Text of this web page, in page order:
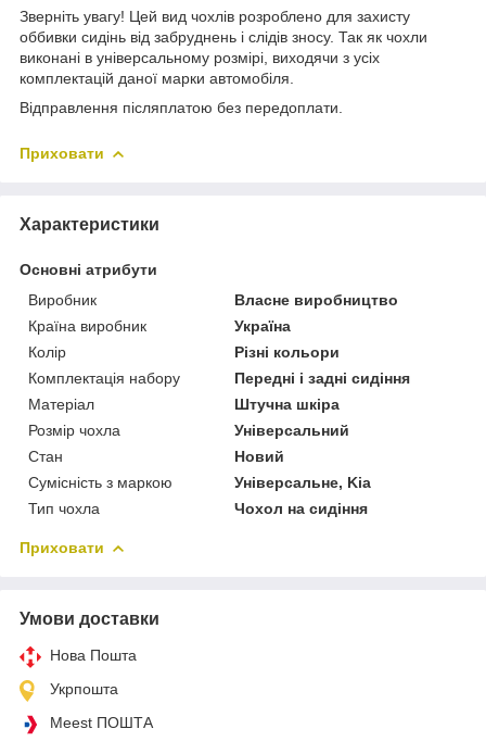
Зверніть увагу! Цей вид чохлів розроблено для захисту
оббивки сидінь від забруднень і слідів зносу. Так як чохли
виконані в універсальному розмірі, виходячи з усіх
комплектацій даної марки автомобіля.
Відправлення післяплатою без передоплати.
Приховати
Характеристики
Основні атрибути
Виробник
Власне виробництво
Країна виробник
Україна
Колір
Різні кольори
Комплектація набору
Передні і задні сидіння
Матеріал
Штучна шкіра
Розмір чохла
Універсальний
Стан
Новий
Сумісність з маркою
Універсальне, Kia
Тип чохла
Чохол на сидіння
Приховати
Умови доставки
Нова Пошта
Укрпошта
Meest ПОШТА